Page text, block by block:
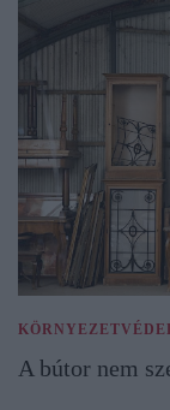
A bútor nem